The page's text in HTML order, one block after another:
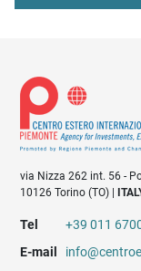
via Nizza 262 int. 56 -
10126 Torino (TO) |
Tel
+39 011
E-mail